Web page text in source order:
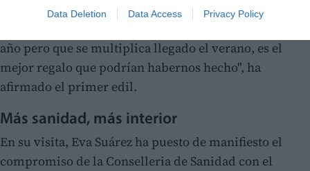
Data Deletion Data Access Privacy Policy
equipamiento que completa el proyecto. "Para un
año pero que se multiplica llegado el verano, es el
mejor regalo que podrían habernos hecho", ha
afirmado el primer edil.
Más sanidad, más interior
En su visita, Eva Suárez ha puesto de manifiesto el
compromiso de la Conselleria de Sanidad con el